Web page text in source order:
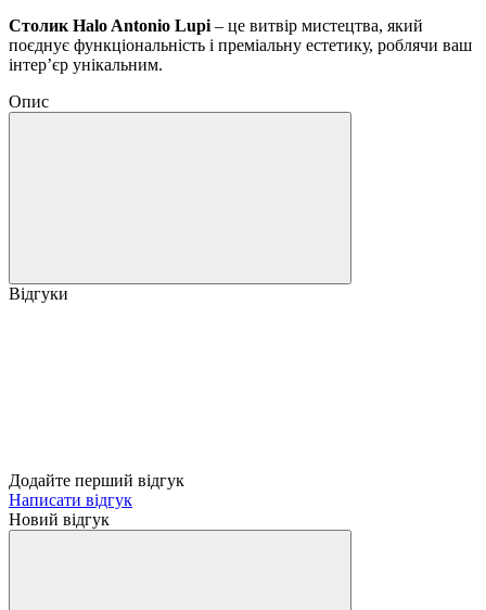
Столик Halo Antonio Lupi – це витвір мистецтва, який
поєднує функціональність і преміальну естетику, роблячи ваш
інтер’єр унікальним.
Опис
Відгуки
Додайте перший відгук
Написати відгук
Новий відгук